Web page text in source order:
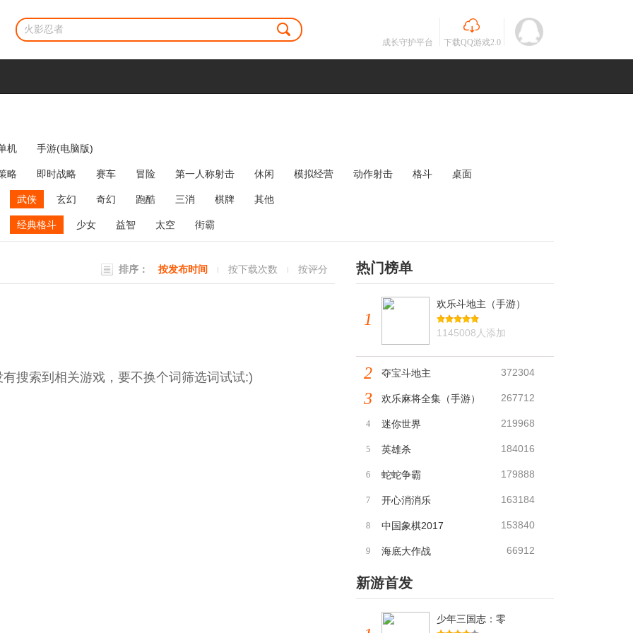
成长守护平台 下载QQ游戏2.0
机 手游(电脑版)
略 即时战略 赛车 冒险 第一人称射击 休闲 模拟经营 动作射击 格斗
桌面
牌类
麻将 网络游戏 弹幕射击 策略塔防
武侠 玄幻 奇幻 跑酷 三消 棋牌 其他
经典格斗 少女 益智 太空 街霸
排序： 按发布时间 按下载次数 按评分
搜索到相关游戏，要不换个词筛选词试试:)
热门榜单
1
欢乐斗地主（手游）
1145008人添加
2 夺宝斗地主 372304
3 欢乐麻将全集（手游） 267712
4 迷你世界 219968
5 英雄杀 184016
6 蛇蛇争霸 179888
7 开心消消乐 163184
8 中国象棋2017 153840
9 海底大作战 66912
新游首发
少年三国志：零